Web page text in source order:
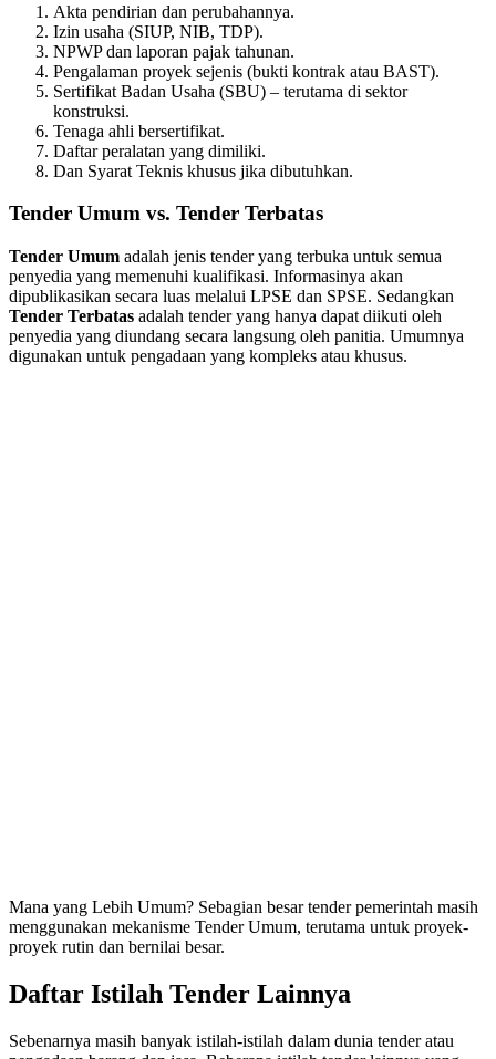
Akta pendirian dan perubahannya.
Izin usaha (SIUP, NIB, TDP).
NPWP dan laporan pajak tahunan.
Pengalaman proyek sejenis (bukti kontrak atau BAST).
Sertifikat Badan Usaha (SBU) – terutama di sektor
konstruksi.
Tenaga ahli bersertifikat.
Daftar peralatan yang dimiliki.
Dan Syarat Teknis khusus jika dibutuhkan.
Tender Umum vs. Tender Terbatas
Tender Umum adalah jenis tender yang terbuka untuk semua
penyedia yang memenuhi kualifikasi. Informasinya akan
dipublikasikan secara luas melalui LPSE dan SPSE. Sedangkan
Tender Terbatas adalah tender yang hanya dapat diikuti oleh
penyedia yang diundang secara langsung oleh panitia. Umumnya
digunakan untuk pengadaan yang kompleks atau khusus.
Mana yang Lebih Umum? Sebagian besar tender pemerintah masih
menggunakan mekanisme Tender Umum, terutama untuk proyek-
proyek rutin dan bernilai besar.
Daftar Istilah Tender Lainnya
Sebenarnya masih banyak istilah-istilah dalam dunia tender atau